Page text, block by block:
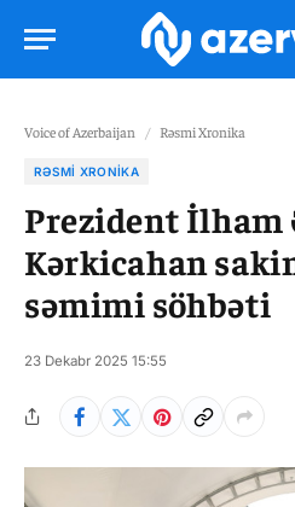
Voice of Azerbaijan / Rəsmi Xronika
RƏSMI XRONIKA
Prezident
Kərkicahan
səmimi söhbəti
23 Dekabr 2025 15:55